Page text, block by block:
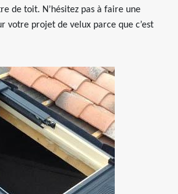
de toit. N’hésitez pas à faire une
votre projet de velux parce que c’est